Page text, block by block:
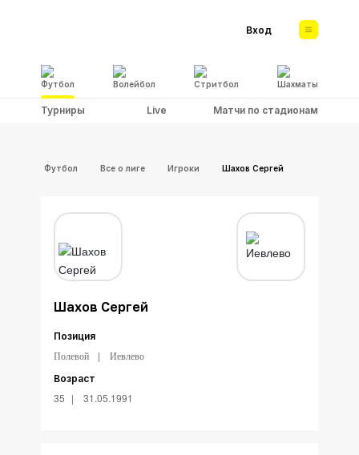
Футбол Волейбол Стритбол Шахматы
Вход
Турниры Live Матчи по стадионам
Футбол Все о лиге Игроки Шахов Сергей
Шахов Сергей
Позиция
Полевой Иевлево
Возраст
35 31.05.1991